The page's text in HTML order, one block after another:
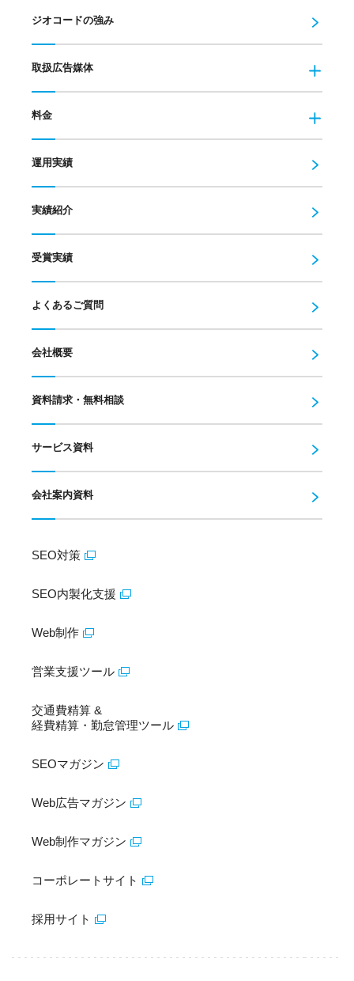
ジオコードの強み
取扱広告媒体
料金
運用実績
実績紹介
受賞実績
よくあるご質問
会社概要
資料請求・無料相談
サービス資料
会社案内資料
SEO対策
SEO内製化支援
Web制作
営業支援ツール
交通費精算 &
経費精算・勤怠管理ツール
SEOマガジン
Web広告マガジン
Web制作マガジン
コーポレートサイト
採用サイト